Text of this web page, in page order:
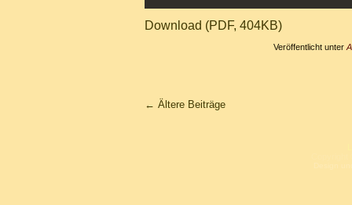
Download (PDF, 404KB)
Veröffentlicht unter
← Ältere Beiträge